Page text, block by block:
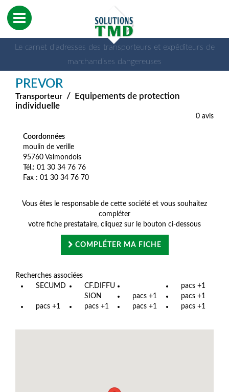
Le carnet d'adresses des transporteurs et expéditeurs de
marchandises dangereuses
PREVOR
Transporteur /
Equipements de protection
individuelle
0 avis
Coordonnées
moulin de verille
95760 Valmondois
Tél.: 01 30 34 76 76
Fax : 01 30 34 76 70
Vous êtes le responsable de cette société et vous souhaitez
compléter
votre fiche prestataire, cliquez sur le bouton ci-dessous
COMPLÉTER MA FICHE
Recherches associées
SECUMD
CF.DIFFU
SION
pacs +1
pacs +1
pacs +1
pacs +1
pacs +1 pacs +1 pacs +1